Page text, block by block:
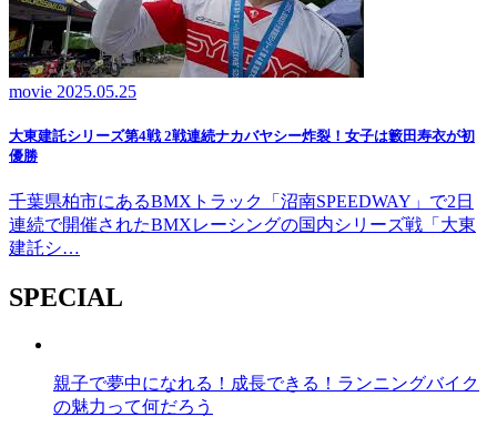
movie 2025.05.25
大東建託シリーズ第4戦 2戦連続ナカバヤシー炸裂！女子は籔田寿衣が初
優勝
千葉県柏市にあるBMXトラック「沼南SPEEDWAY」で2日
連続で開催されたBMXレーシングの国内シリーズ戦「大東
建託シ…
SPECIAL
親子で夢中になれる！成長できる！ランニングバイク
の魅力って何だろう